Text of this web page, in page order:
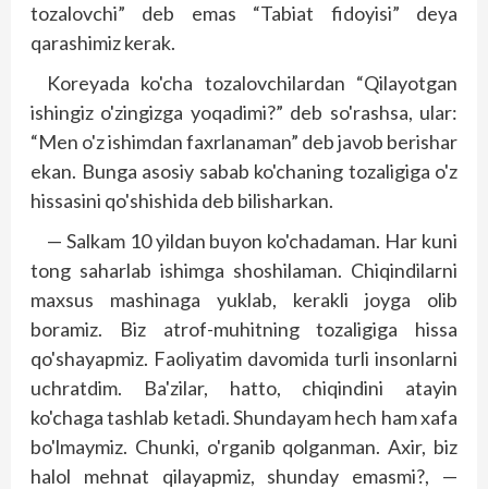
tozalovchi” deb emas “Tabiat fidoyisi” deya
qarashimiz kerak.
Koreyada ko'cha tozalovchilardan “Qilayotgan
ishingiz o'zingizga yoqadimi?” deb so'rashsa, ular:
“Men o'z ishimdan faxrlanaman” deb javob berishar
ekan. Bunga asosiy sabab ko'chaning tozaligiga o'z
hissasini qo'shishida deb bilisharkan.
— Salkam 10 yildan buyon ko'chadaman. Har kuni
tong saharlab ishimga shoshilaman. Chiqindilarni
maxsus mashinaga yuklab, kerakli joyga olib
boramiz. Biz atrof-muhitning tozaligiga hissa
qo'shayapmiz. Fao­liyatim davomida turli insonlarni
uchratdim. Ba'zilar, hatto, chiqindini atayin
ko'chaga tashlab ketadi. Shundayam hech ham xafa
bo'lmaymiz. Chunki, o'rganib qolganman. Axir, biz
halol mehnat qilayapmiz, shunday emasmi?, —